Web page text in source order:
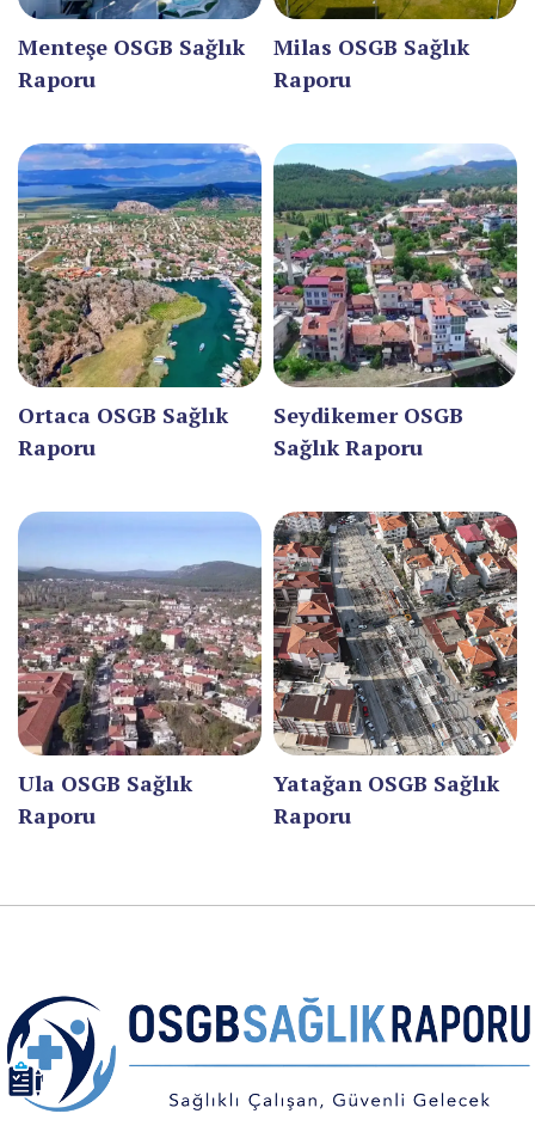
GAZİANTEP
GİRESUN
HAKKARİ
HATAY
IĞDIR
ISPARTA
KAHRAMANMARAŞ
KARABÜK
KARS
KASTAMONU
KAYSERİ
KIRIKKALE
KIRKLARELİ
KOCAELİ
MANİSA
MARDİN
Menteşe OSGB Sağlık
Raporu
Milas OSGB Sağlık
Raporu
Ortaca OSGB Sağlık
Raporu
Seydikemer OSGB
Sağlık Raporu
Ula OSGB Sağlık
Raporu
Yatağan OSGB Sağlık
Raporu